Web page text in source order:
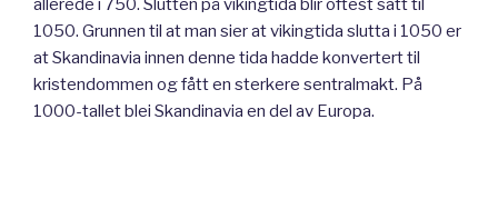
allerede i 750. Slutten på vikingtida blir oftest satt til
1050. Grunnen til at man sier at vikingtida slutta i 1050 er
at Skandinavia innen denne tida hadde konvertert til
kristendommen og fått en sterkere sentralmakt. På
1000-tallet blei Skandinavia en del av Europa.